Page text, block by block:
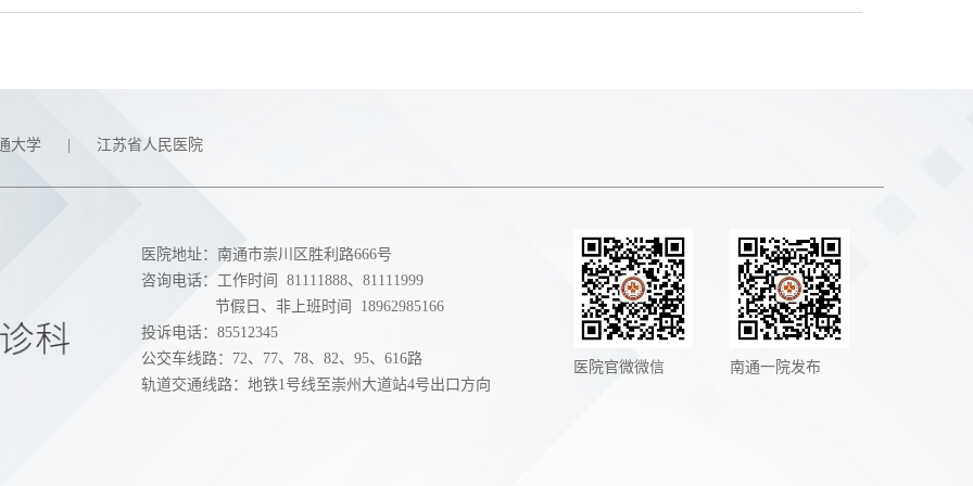
大学 江苏省人民医院
医院地址：南通市崇川区胜利路666号
咨询电话：工作时间81111888、81111999
节假日、非上班时间 18962985166
投诉电话：85512345
公交车线路：72、77、78、82、95、616路
轨道交通线路：地铁1号线至崇州大道站4号出口方向
医院官微微信 南通一院发布